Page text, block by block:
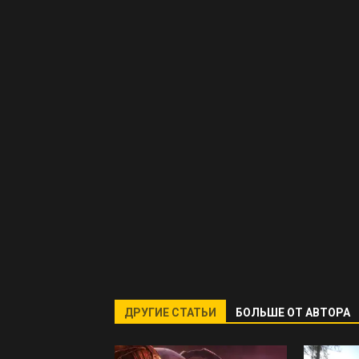
ДРУГИЕ СТАТЬИ БОЛЬШЕ ОТ АВТОРА